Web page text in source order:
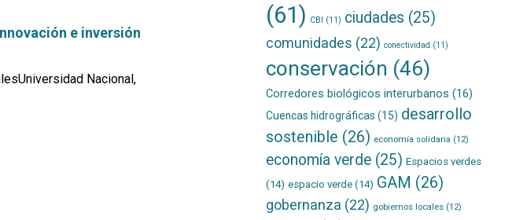
e inversión
Nacional,
(61) CBI (11) ciudades (25)
comunidades (22) conectividad (11)
conservación (46)
Corredores biológicos interurbanos (16)
Cuencas hidrográficas (15) desarrollo
sostenible (26) economía solidaria (12)
economía verde(25) Espacios verdes
(14) espacio verde(14) GAM (26)
gobernanza (22) gobiernos locales(12)